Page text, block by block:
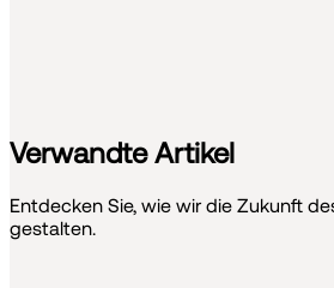
Verwandte Artikel
Entdecken Sie, wie wir die Zukunft
gestalten.